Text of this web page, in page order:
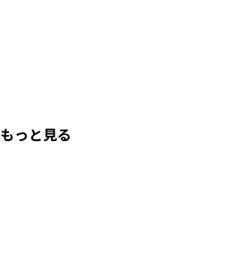
もっと見る